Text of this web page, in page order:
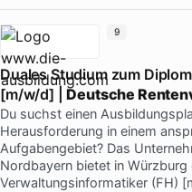
Duales Studium zum
[m/w/d] |Deutsche
Du suchst einen
Herausforderung in einem
Aufgabengebiet? Das
Nordbayern bietet in
Verwaltungsinformatiker (FH)
9